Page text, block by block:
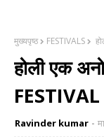
मुख्यपृष्ठ FESTIVALS
होली एक
Ravinder kumar